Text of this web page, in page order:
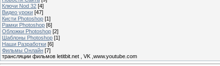
Ключи Nod 32 [4]
Видео уроки [47]
Кисти Photoshop [1]
Рамки Photoshop [6]
Обложки Photoshop [2]
Шаблоны Photoshop [1]
Наши Разработки [6]
Фильмы Онлайн [7]
трансляции фильмов letitbit.net , VK ,www.youtube.com